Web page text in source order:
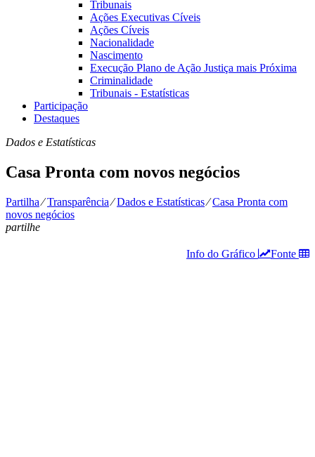
Tribunais
Ações Executivas Cíveis
Ações Cíveis
Nacionalidade
Nascimento
Execução Plano de Ação Justiça mais Próxima
Criminalidade
Tribunais - Estatísticas
Participação
Destaques
Dados e Estatísticas
Casa Pronta com novos negócios
Partilha⁄Transparência⁄Dados e Estatísticas⁄Casa Pronta com
novos negócios
partilhe
Fonte
Info do Gráfico